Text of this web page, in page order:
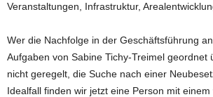
Veranstaltungen, Infrastruktur,
Wer die Nachfolge in der Geschäftsführung
Aufgaben von Sabine Tichy-Treimel geordnet
nicht geregelt, die Suche nach einer
Idealfall finden wir jetzt eine Person mit